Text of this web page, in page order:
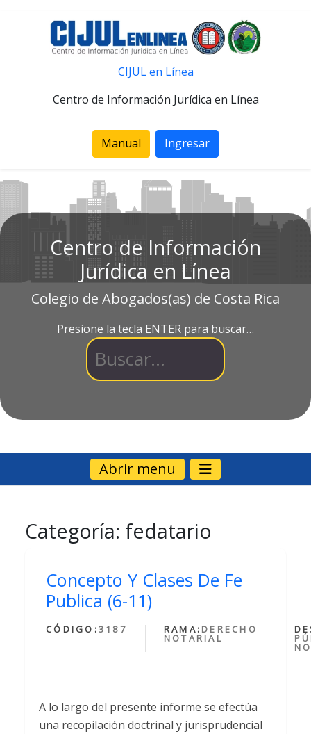
CIJUL en Línea
Centro de Información Jurídica en Línea
Manual Ingresar
Centro de Información
Jurídica en Línea
Colegio de Abogados(as) de Costa Rica
Presione la tecla ENTER para buscar…
Abrir menu
Categoría: fedatario
Concepto Y Clases De Fe
Publica (6-11)
CÓDIGO:3187 RAMA: DERECHO
NOTARIAL
A lo largo del presente informe se efectúa
una recopilación doctrinal y jurisprudencial